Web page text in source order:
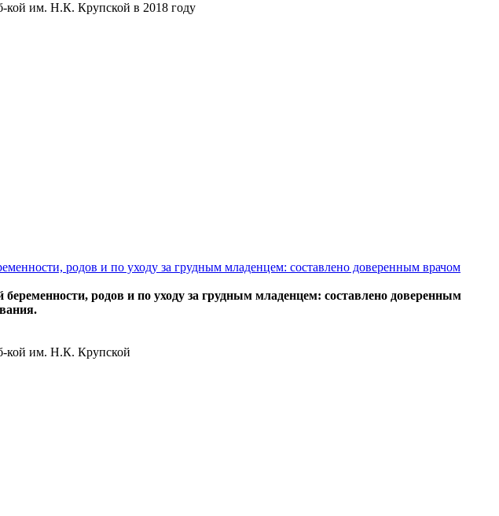
кой им. Н.К. Крупской в 2018 году
родов и по уходу за грудным младенцем: составлено доверенным врачом
родов и по уходу за грудным младенцем: составлено доверенным
кой им. Н.К. Крупской